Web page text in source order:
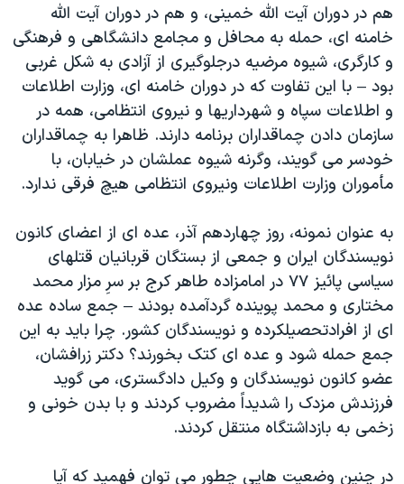
هم در دوران آیت الله خمینی، و هم در دوران آیت الله
خامنه ای، حمله به محافل و مجامع دانشگاهی و فرهنگی
و کارگری، شیوه مرضیه درجلوگیری از آزادی به شکل غربی
بود – با این تفاوت که در دوران خامنه ای، وزارت اطلاعات
و اطلاعات سپاه و شهرداریها و نیروی انتظامی، همه در
سازمان دادن چماقداران برنامه دارند. ظاهرا به چماقداران
خودسر می گویند، وگرنه شیوه عملشان در خیابان، با
مأموران وزارت اطلاعات ونیروی انتظامی هیچ فرقی ندارد.
به عنوان نمونه، روز چهاردهم آذر، عده ای از اعضای کانون
نویسندگان ایران و جمعی از بستگان قربانیان قتلهای
سیاسی پائیز ۷۷ در امامزاده طاهر کرج بر سرِ مزار محمد
مختاری و محمد پوینده گردآمده بودند – جمع ساده عده
ای از افرادتحصیلکرده و نویسندگان کشور. چرا باید به این
جمع حمله شود و عده ای کتک بخورند؟ دکتر زرافشان،
عضو کانون نویسندگان و وکیل دادگستری، می گوید
فرزندش مزدک را شدیداً مضروب کردند و با بدن خونی و
زخمی به بازداشتگاه منتقل کردند.
در چنین وضعیت هایی چطور می توان فهمید که آیا